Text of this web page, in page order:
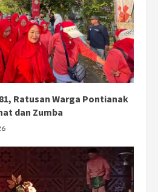
Ratusan Warga Pontianak
dan Zumba